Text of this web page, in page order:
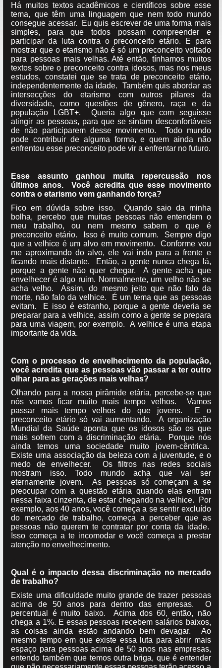
Há muitos textos acadêmicos e científicos sobre esse
tema, que têm uma linguagem que nem todo mundo
consegue acessar. Eu quis escrever de uma forma mais
simples, para que todos possam compreender e
participar da luta contra o preconceito etário. E para
mostrar que o etarismo não é só um preconceito voltado
para pessoas mais velhas. Até então, tínhamos muitos
textos sobre o preconceito contra idosos, mas nos meus
estudos, constatei que se trata de preconceito etário,
independentemente da idade. Também quis abordar as
intersecções do etarismo com outros pilares da
diversidade, como questões de gênero, raça e da
população LGBT+. Queria algo que com seguisse
atingir as pessoas, para que se sintam desconfortáveis
de não participarem desse movimento. Todo mundo
pode contribuir de alguma forma, e quem ainda não
enfrentou esse preconceito pode vir a enfrentar no futuro.
Esse assunto ganhou muita repercussão nos
últimos anos. Você acredita que esse movimento
contra o etarismo vem ganhando força?
Fico em dúvida sobre isso. Quando saio da minha
bolha, percebo que muitas pessoas não entendem o
meu trabalho, ou nem mesmo sabem o que é
preconceito etário. Isso é muito comum. Sempre digo
que a velhice é um alvo em movimento. Conforme vou
me aproximando do alvo, ele vai indo para a frente e
ficando mais distante. Então, a gente nunca chega lá,
porque a gente não quer chegar. A gente acha que
envelhecer é algo ruim. Normalmente, um velho não se
acha velho. Assim, do mesmo jeito que não falo da
morte, não falo da velhice. É um tema que as pessoas
evitam. E isso é estranho, porque a gente deveria se
preparar para a velhice, assim como a gente se prepara
para uma viagem, por exemplo. A velhice é uma etapa
importante da vida.
Com o processo de envelhecimento da população,
você acredita que as pessoas vão passar a ter outro
olhar para as gerações mais velhas?
Olhando para a nossa pirâmide etária, percebe-se que
nós vamos ficar muito mais tempo velhos. Vamos
passar mais tempo velhos do que jovens. E o
preconceito etário só vai aumentando. A organização
Mundial da Saúde aponta que os idosos são os que
mais sofrem com a discriminação etária. Porque nós
ainda temos uma sociedade muito jovem-cêntrica.
Existe uma associação da beleza com a juventude, e o
medo de envelhecer. Os filtros nas redes sociais
mostram isso. Todo mundo acha que vai ser
eternamente jovem. As pessoas só começam a se
preocupar com a questão etária quando elas entram
nessa faixa cinzenta, de estar chegando na velhice. Por
exemplo, aos 40 anos, você começa a se sentir excluído
do mercado de trabalho, começa a perceber que as
pessoas não querem te contratar por conta da idade.
Isso começa a te incomodar e você começa a prestar
atenção no envelhecimento.
Qual é o impacto dessa discriminação no mercado
de trabalho?
Existe uma dificuldade muito grande de trazer pessoas
acima de 50 anos para dentro das empresas. O
percentual é muito baixo. Acima dos 60, então, não
chega a 1%. E essas pessoas recebem salários baixos,
as coisas ainda estão andando bem devagar. Ao
mesmo tempo em que existe essa luta para abrir mais
espaço para pessoas acima de 50 anos nas empresas,
entendo também que temos outra briga, que é entender